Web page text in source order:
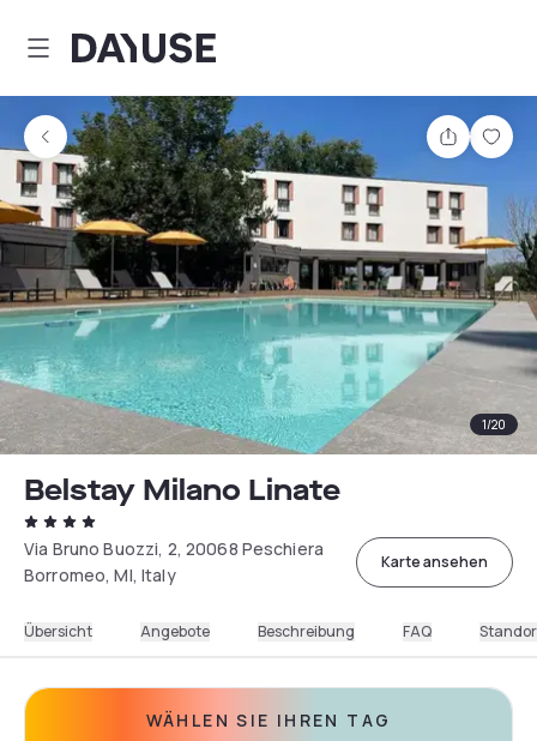
Dayuse
Teilen
1/20
Belstay Milano Linate
Via Bruno Buozzi, 2, 20068 Peschiera
Borromeo, MI, Italy
Karte ansehen
Übersicht Angebote Beschreibung FAQ
WÄHLEN SIE IHREN TAG